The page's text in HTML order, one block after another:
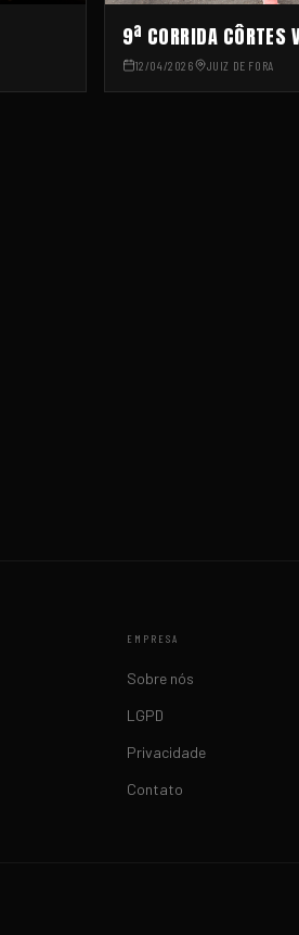
9ª CORRIDA CÔRTES
12/04/2026 JUIZ DE FORA
EMPRESA
Sobre nós
LGPD
Privacidade
Contato